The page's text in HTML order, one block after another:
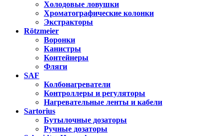
Холодовые ловушки
Хроматографические колонки
Экстракторы
Rötzmeier
Воронки
Канистры
Контейнеры
Фляги
SAF
Колбонагреватели
Контроллеры и регуляторы
Нагревательные ленты и кабели
Sartorius
Бутылочные дозаторы
Ручные дозаторы